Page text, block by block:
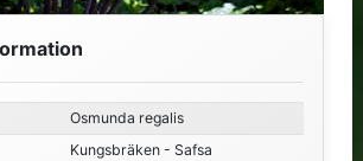
Osmunda regalis
Kungsbräken - Safsa